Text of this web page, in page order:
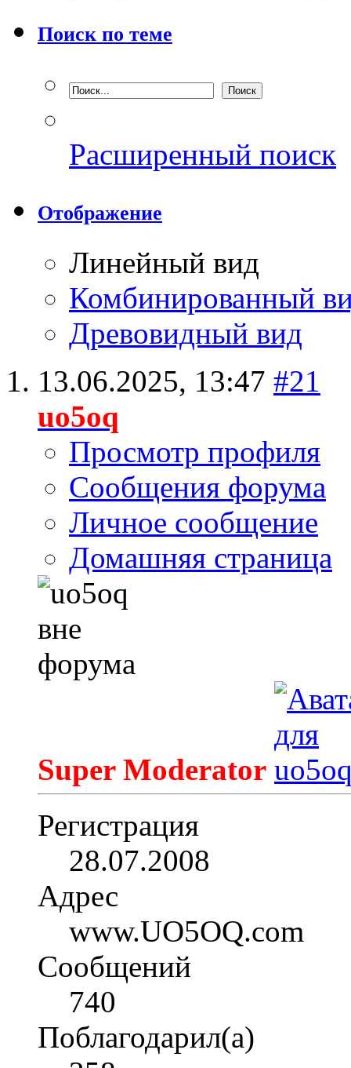
Поиск по теме
Расширенный поиск
Отображение
Линейный вид
Комбинированный
Древовидный вид
13.06.2025, 13:47 #21
uo5oq
Просмотр профиля
Сообщения форума
Личное сообщение
Домашняя страница
Super Moderator
Регистрация
28.07.2008
Адрес
www.UO5OQ.com
Сообщений
740
Поблагодарил(а)